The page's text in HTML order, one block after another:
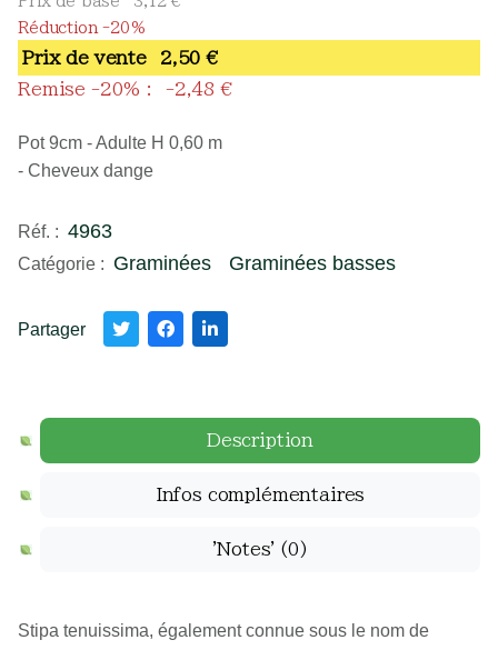
Réduction -20%
Prix ​​de vente
2,50 €
Remise -20% :
-2,48 €
Pot 9cm - Adulte H 0,60 m
- Cheveux dange
Réf. : 4963
Catégorie : Graminées Graminées basses
Partager
Description
Infos complémentaires
'Notes' (0)
Stipa tenuissima, également connue sous le nom de